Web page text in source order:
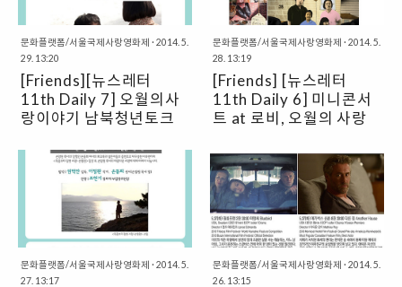
문화플랫폼/서울국제사랑영화제 · 2014. 5.
29. 13:20
[Friends][뉴스레터
11th Daily 7] 오월의사
랑이야기 남북청년토크
추천작 확인
문화플랫폼/서울국제사랑영화제 · 2014. 5.
28. 13:19
[Friends] [뉴스레터
11th Daily 6] 미니콘서
트 at 로비, 오월의 사랑
Feel my love
문화플랫폼/서울국제사랑영화제 · 2014. 5.
27. 13:17
문화플랫폼/서울국제사랑영화제 · 2014. 5.
26. 13:15